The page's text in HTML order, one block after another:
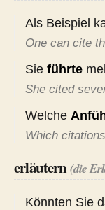
Als Beispiel
One can cite
Sie führte
She cited
Welche
Which
erläutern (die
Könnten Sie